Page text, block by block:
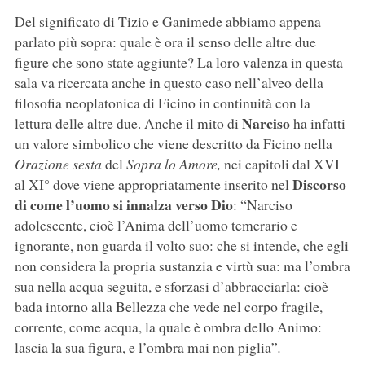
Del significato di Tizio e Ganimede abbiamo appena
parlato più sopra: quale è ora il senso delle altre due
figure che sono state aggiunte? La loro valenza in questa
sala va ricercata anche in questo caso nell’alveo della
filosofia neoplatonica di Ficino in continuità con la
lettura delle altre due. Anche il mito di Narcisoha infatti
un valore simbolico che viene descritto da Ficino nella
Orazione sesta delSopra lo Amore, nei capitoli dal XVI
al XI° dove viene appropriatamente inserito nelDiscorso
di come l’uomo si innalza verso Dio: “Narciso
adolescente, cioè l’Anima dell’uomo temerario e
ignorante, non guarda il volto suo: che si intende, che egli
non considera la propria sustanzia e virtù sua: ma l’ombra
sua nella acqua seguita, e sforzasi d’abbracciarla: cioè
bada intorno alla Bellezza che vede nel corpo fragile,
corrente, come acqua, la quale è ombra dello Animo:
lascia la sua figura, e l’ombra mai non piglia”.